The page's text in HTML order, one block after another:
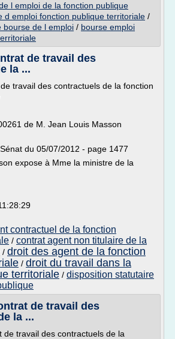
l emploi de la fonction publique
d emploi fonction publique territoriale /
bourse de l emploi / bourse emploi
de travail des
la ...
travail des contractuels de la fonction
de M. Jean Louis Masson
du 05/07/2012 - page 1477
expose à Mme la ministre de la
contractuel de la fonction
/ contrat agent non titulaire de la
/ droit des agent de la fonction
/ droit du travail dans la
territoriale / disposition statutaire
de travail des
la ...
de travail des contractuels de la